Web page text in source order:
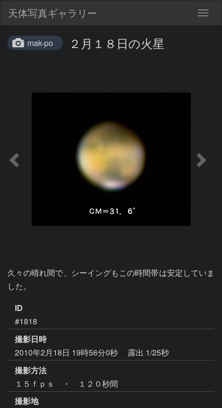
天体写真ギャラリー
mak-po ２月１８日の火星
久々の晴れ間で、シーイングもこの時間帯は安定していま
した。
ID
#1818
撮影日時
2010年2月18日 19時56分0秒
露出 1/25秒
撮影方法
１５ｆｐｓ ・ １２０秒間
撮影地